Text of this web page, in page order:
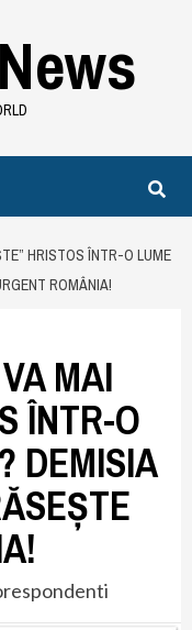
HRISTOS ÎNTR-O LUME
ROMÂNIA!
MAI
ÎNTR-O
DEMISIA